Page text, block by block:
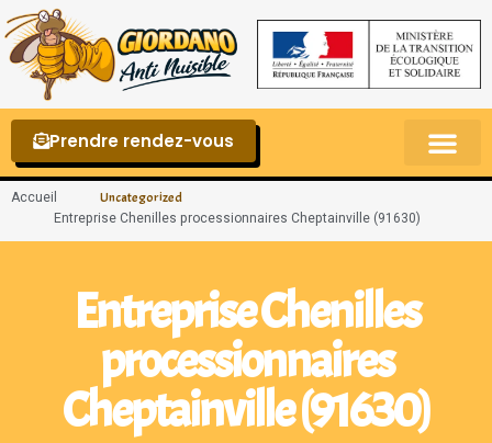
Prendre rendez-vous
Accueil Uncategorized
Entreprise Chenilles processionnaires Cheptainville (91630)
Entreprise Chenilles
processionnaires
Cheptainville (91630)